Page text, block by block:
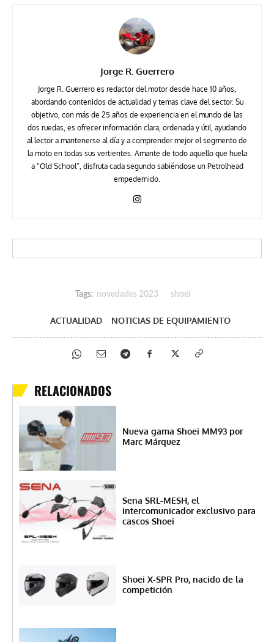
Jorge R. Guerrero
Jorge R. Guerrero es redactor del motor desde hace 10 años,
abordando contenidos de actualidad y temas clave del sector. Su
objetivo, con más de 25 años de experiencia en el mundo de las
dos ruedas, es ofrecer información clara, ordenada y útil, ayudando
al lector a mantenerse al día y a comprender mejor el segmento de
la moto en todas sus vertientes. Amante de todo aquello que huela
a “Old School”, disfruta cada segundo sabiéndose un Petrolhead
empedernido.
Tags: novedades 2023 shoei
ACTUALIDAD NOTICIAS DE EQUIPAMIENTO
RELACIONADOS
Nueva gama Shoei MM93 por
Marc Márquez
Sena SRL-MESH, el
intercomunicador exclusivo para
cascos Shoei
Shoei X-SPR Pro, nacido de la
competición